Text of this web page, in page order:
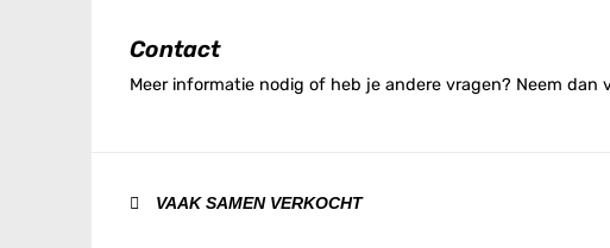
Contact
Meer informatie nodig of heb je andere vragen? Neem dan
VAAK SAMEN VERKOCHT